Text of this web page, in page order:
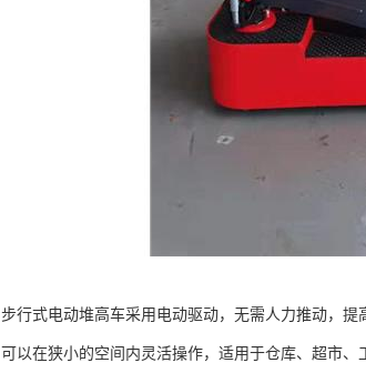
步行式电动堆高车采用电动驱动，无需人力推动，
可以在狭小的空间内灵活操作，适用于仓库、超市、